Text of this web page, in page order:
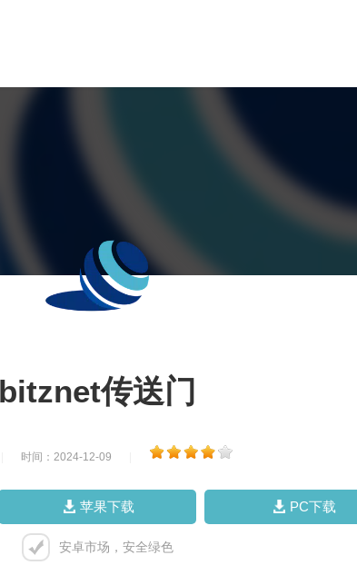
bitznet传送门
时间：2024-12-09
苹果下载 PC下载
安卓市场，安全绿色